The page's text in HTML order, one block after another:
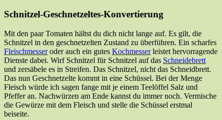
Schnitzel-Geschnetzeltes-Konvertierung
Mit den paar Tomaten hältst du dich nicht lange auf. Es gilt, die
Schnitzel in den geschnetzelten Zustand zu überführen. Ein scharfes
Fleischmesseroder auch ein gutes Kochmesserleistet hervorragende
Dienste dabei. Wirf Schnitzel für Schnitzel auf das Schneidebrett
und zersäbele es in Streifen. Das Schnitzel, nicht das Schneidbrett.
Das nun Geschnetzelte kommt in eine Schüssel. Bei der Menge
Fleisch würde ich sagen fange mit je einem Teelöffel Salz und
Pfeffer an. Nachwürzen am Ende kannst du immer noch. Vermische
die Gewürze mit dem Fleisch und stelle die Schüssel erstmal
beiseite.